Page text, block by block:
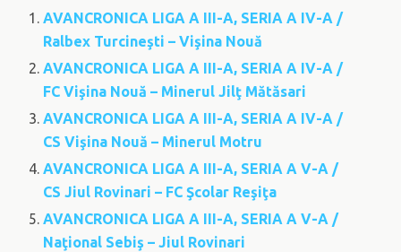
AVANCRONICA LIGA A III-A, SERIA A IV-A /
Ralbex Turcineşti – Vişina Nouă
AVANCRONICA LIGA A III-A, SERIA A IV-A /
FC Vişina Nouă – Minerul Jilţ Mătăsari
AVANCRONICA LIGA A III-A, SERIA A IV-A /
CS Vişina Nouă – Minerul Motru
AVANCRONICA LIGA A III-A, SERIA A V-A /
CS Jiul Rovinari – FC Şcolar Reşiţa
AVANCRONICA LIGA A III-A, SERIA A V-A /
Naţional Sebiş – Jiul Rovinari